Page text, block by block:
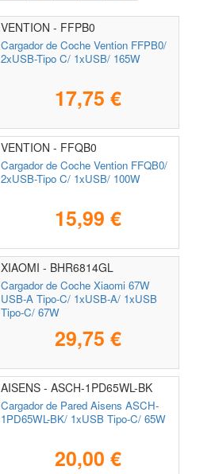
VENTION - FFPB0
Cargador de Coche Vention FFPB0/
2xUSB-Tipo C/ 1xUSB/ 165W
17,75 €
VENTION - FFQB0
Cargador de Coche Vention FFQB0/
2xUSB-Tipo C/ 1xUSB/ 100W
15,99 €
XIAOMI - BHR6814GL
Cargador de Coche Xiaomi 67W
USB-A Tipo-C/ 1xUSB-A/ 1xUSB
Tipo-C/ 67W
29,75 €
AISENS - ASCH-1PD65WL-BK
Cargador de Pared Aisens ASCH-
1PD65WL-BK/ 1xUSB Tipo-C/ 65W
20,00 €